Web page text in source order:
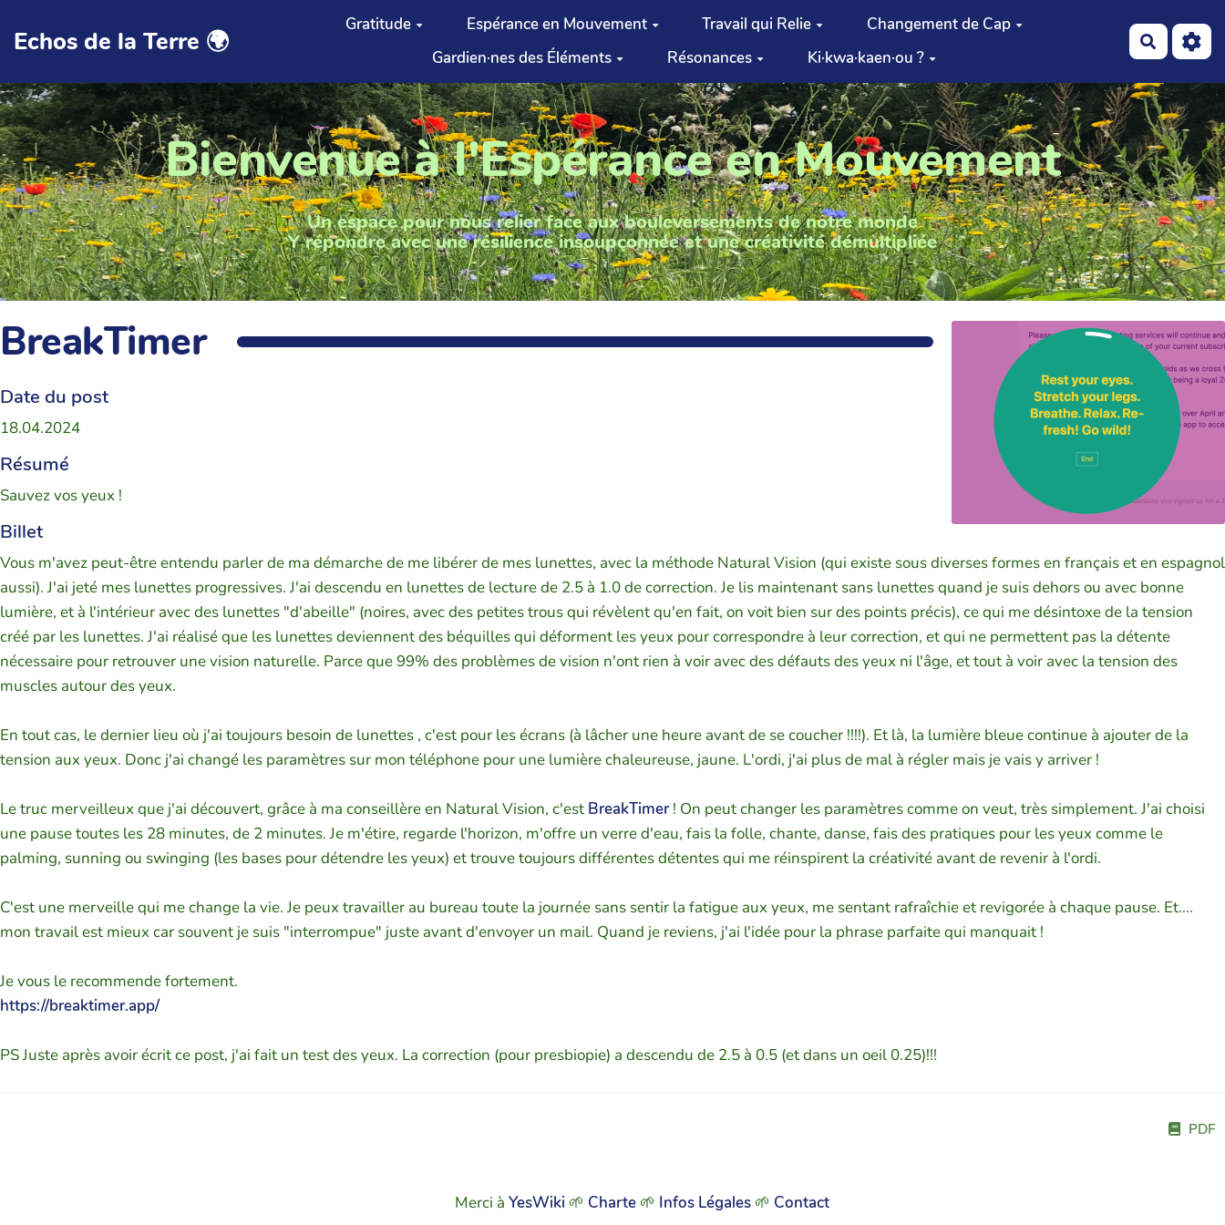
Echos de la Terre 🌍
Gratitude Espérance en Mouvement Travail qui Relie
Changement de Cap
Gardien·nes des Éléments
Résonances Ki·kwa·kaen·ou ?
Bienvenue à l'Espérance en Mouvement
Un espace pour nous relier face aux bouleversements de notre monde
Y répondre avec une résilience insoupçonnée et une créativité démultipliée
BreakTimer
Date du post
18.04.2024
Résumé
Sauvez vos yeux !
Billet
Vous m'avez peut-être entendu parler de ma démarche de me libérer de mes lunettes, avec la méthode Natural Vision (qui existe sous diverses formes en français et en espagnol
aussi). J'ai jeté mes lunettes progressives. J'ai descendu en lunettes de lecture de 2.5 à 1.0 de correction. Je lis maintenant sans lunettes quand je suis dehors ou avec bonne
lumière, et à l'intérieur avec des lunettes "d'abeille" (noires, avec des petites trous qui révèlent qu'en fait, on voit bien sur des points précis), ce qui me désintoxe de la tension
créé par les lunettes. J'ai réalisé que les lunettes deviennent des béquilles qui déforment les yeux pour correspondre à leur correction, et qui ne permettent pas la détente
nécessaire pour retrouver une vision naturelle. Parce que 99% des problèmes de vision n'ont rien à voir avec des défauts des yeux ni l'âge, et tout à voir avec la tension des
muscles autour des yeux.
En tout cas, le dernier lieu où j'ai toujours besoin de lunettes , c'est pour les écrans (à lâcher une heure avant de se coucher !!!!). Et là, la lumière bleue continue à ajouter de la
tension aux yeux. Donc j'ai changé les paramètres sur mon téléphone pour une lumière chaleureuse, jaune. L'ordi, j'ai plus de mal à régler mais je vais y arriver !
Le truc merveilleux que j'ai découvert, grâce à ma conseillère en Natural Vision, c'est BreakTimer! On peut changer les paramètres comme on veut, très simplement. J'ai choisi
une pause toutes les 28 minutes, de 2 minutes. Je m'étire, regarde l'horizon, m'offre un verre d'eau, fais la folle, chante, danse, fais des pratiques pour les yeux comme le
palming, sunning ou swinging (les bases pour détendre les yeux) et trouve toujours différentes détentes qui me réinspirent la créativité avant de revenir à l'ordi.
C'est une merveille qui me change la vie. Je peux travailler au bureau toute la journée sans sentir la fatigue aux yeux, me sentant rafraîchie et revigorée à chaque pause. Et....
mon travail est mieux car souvent je suis "interrompue" juste avant d'envoyer un mail. Quand je reviens, j'ai l'idée pour la phrase parfaite qui manquait !
Je vous le recommende fortement.
https://breaktimer.app/
PS Juste après avoir écrit ce post, j'ai fait un test des yeux. La correction (pour presbiopie) a descendu de 2.5 à 0.5 (et dans un oeil 0.25)!!!
PDF
Merci à YesWiki 🌱 Charte🌱 Infos Légales🌱 Contact